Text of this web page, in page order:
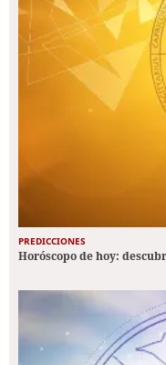
PREDICCIONES
Horóscopo de hoy: